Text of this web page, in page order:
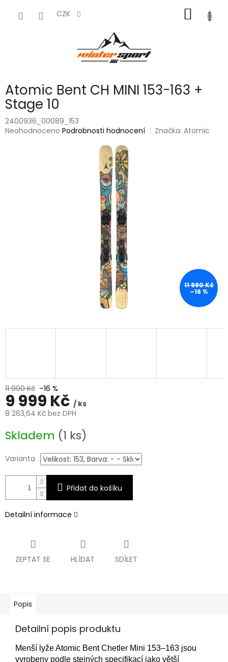
CZK
KOŠÍK
Atomic Bent CH MINI 153-163 +
Stage 10
2400936_00089_153
Průměrné
Neohodnoceno Podrobnosti hodnocení Značka:Atomic
11 990 Kč
–16 %
11 990 Kč –16 %
9 999 Kč / ks
8 263,64 Kč bez DPH
cena:
Skladem (1 ks)
Varianta
Přidat do košíku
Detailní informace
ZEPTAT SE HLÍDAT SDÍLET
Popis
Detailní popis produktu
Menší lyže Atomic Bent Chetler Mini 153–163 jsou
vyrobeny podle stejných specifikací jako větší